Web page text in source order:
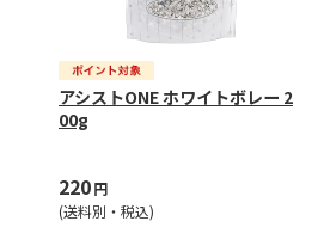
アシストONE ホワイトボレー 2
00g
220円
(送料別・税込)